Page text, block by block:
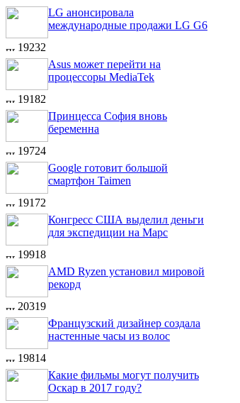
LG анонсировала
международные продажи LG G6
19232
Asus может перейти на
процессоры MediaTek
19182
Принцесса София вновь
беременна
19724
Google готовит большой
смартфон Taimen
19172
Конгресс США выделил деньги
для экспедиции на Марс
19918
AMD Ryzen установил мировой
рекорд
20319
Французский дизайнер создала
настенные часы из волос
19814
Какие фильмы могут получить
Оскар в 2017 году?